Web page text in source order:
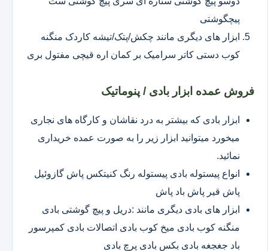
پیچگوشتی
ابزار های دیگری مانند چکش/پتک/تیشه کاردک منگنه
کوب دستی کاتر سرامیک بر کمان اره قیچی مفتول بری
فروش عمده ابزار بادی / پنوماتیک
ابزار بادی که بیشتر به درد نقاشان و کارگاه های نجاری
میخورد میتوانید ابزار زیر را به صورت عمده خریداری
نمائید.
انواع پیستوله بادی پیستوله رنگ کنیتکس پاش گازوئیل
پاش قیر پاش باد پاش
ابزار های بادی دیگری مانند :دریل و پیچ گوشتی بادی
منگنه کوب بادی میخ کوب بادی اتصالات بادی کمپرسور
باد جغجغه بادی بکس بادی پرچ بادی